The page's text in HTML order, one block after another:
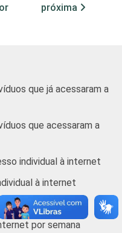
34 anos 22
44 anos 21
59 anos
próxima
que já acessaram a
que acessaram a
individual à internet
à internet
à internet
por semana